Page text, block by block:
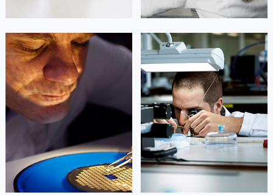
凯罗尔·切尔西
资深浪琴技师
是北京市朝阳区浪琴维修服务中心
(北京浪琴维修服务点)
的高级技师之一
Beijing 浪琴 Maintain center
北京市东城区浪琴维修
达芙妮·克劳迪娅
资深浪琴技师
是北京市东城区浪琴维修服务中心
(北京浪琴维修服务点)
的高级技师之一
Beijing 浪琴 Maintain center
 北京市东城区浪琴维修